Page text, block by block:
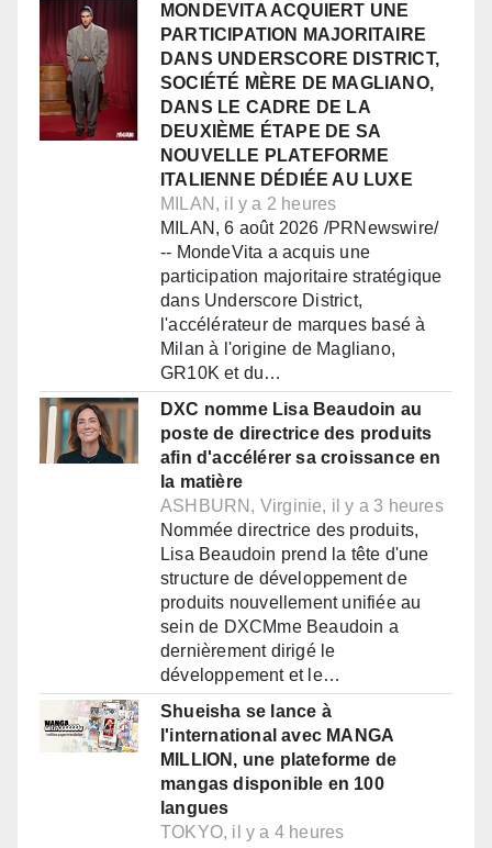
MONDEVITA ACQUIERT UNE
PARTICIPATION MAJORITAIRE
DANS UNDERSCORE DISTRICT,
SOCIÉTÉ MÈRE DE MAGLIANO,
DANS LE CADRE DE LA
DEUXIÈME ÉTAPE DE SA
NOUVELLE PLATEFORME
ITALIENNE DÉDIÉE AU LUXE
MILAN, il y a 2 heures
MILAN, 6 août 2026 /PRNewswire/
-- MondeVita a acquis une
participation majoritaire stratégique
dans Underscore District,
l'accélérateur de marques basé à
Milan à l'origine de Magliano,
GR10K et du…
DXC nomme Lisa Beaudoin au
poste de directrice des produits
afin d'accélérer sa croissance en
la matière
ASHBURN, Virginie, il y a 3 heures
Nommée directrice des produits,
Lisa Beaudoin prend la tête d'une
structure de développement de
produits nouvellement unifiée au
sein de DXCMme Beaudoin a
dernièrement dirigé le
développement et le…
Shueisha se lance à
l'international avec MANGA
MILLION, une plateforme de
mangas disponible en 100
langues
TOKYO, il y a 4 heures